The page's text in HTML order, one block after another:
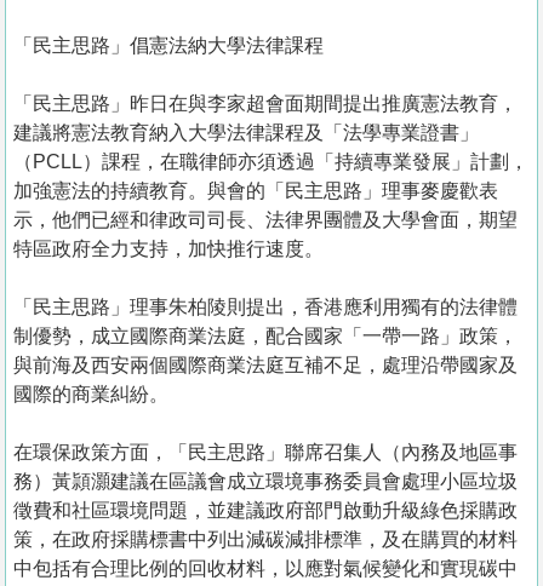
「民主思路」倡憲法納大學法律課程
「民主思路」昨日在與李家超會面期間提出推廣憲法教育，
建議將憲法教育納入大學法律課程及「法學專業證書」
（PCLL）課程，在職律師亦須透過「持續專業發展」計劃，
加強憲法的持續教育。與會的「民主思路」理事麥慶歡表
示，他們已經和律政司司長、法律界團體及大學會面，期望
特區政府全力支持，加快推行速度。
「民主思路」理事朱柏陵則提出，香港應利用獨有的法律體
制優勢，成立國際商業法庭，配合國家「一帶一路」政策，
與前海及西安兩個國際商業法庭互補不足，處理沿帶國家及
國際的商業糾紛。
在環保政策方面，「民主思路」聯席召集人（內務及地區事
務）黃頴灝建議在區議會成立環境事務委員會處理小區垃圾
徵費和社區環境問題，並建議政府部門啟動升級綠色採購政
策，在政府採購標書中列出減碳減排標準，及在購買的材料
中包括有合理比例的回收材料，以應對氣候變化和實現碳中